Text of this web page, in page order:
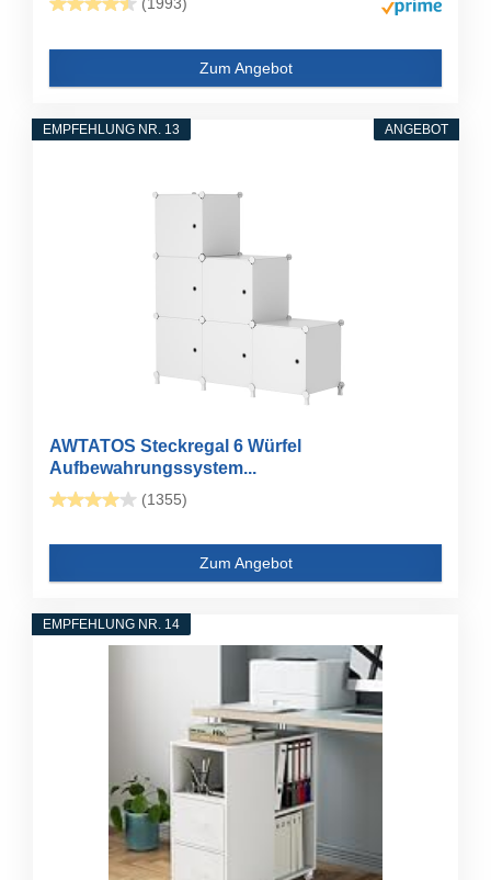
Zum Angebot
ANGEBOT
EMPFEHLUNG NR. 13
AWTATOS Steckregal 6 Würfel
Aufbewahrungssystem...
(1355)
Zum Angebot
EMPFEHLUNG NR. 14